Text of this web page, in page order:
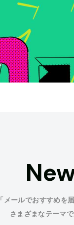
「メールでおすすめを
さまざまなテーマ